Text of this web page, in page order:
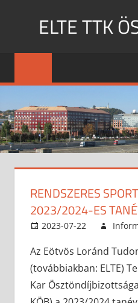
ELTE TTK
RENDSZERES
2023/2024-ES
2023-07-22
Az Eötvös Loránd
(továbbiakban: ELTE)
Kar